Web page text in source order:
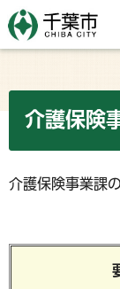
介護保険
介護保険事業課